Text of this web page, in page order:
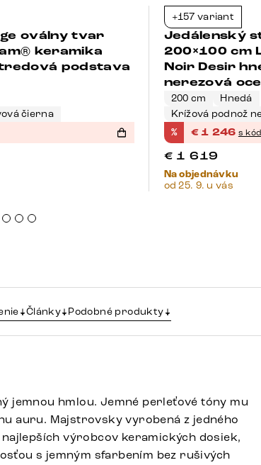
oválny tvar
keramika
podstava
čierna
+157 variant
Jedálenský
200×100 cm
Noir Desir
nerezová
200 cm
Hnedá
Krížová podnož
% €1 246 s
€ 1 619
Na objednávku
od 25. 9. u vás
Články Podobné produkty
jemnou hmlou. Jemné perleťové tóny mu
auru. Majstrovsky vyrobená z jedného
výrobcov keramických dosiek,
s jemným sfarbením bez rušivých